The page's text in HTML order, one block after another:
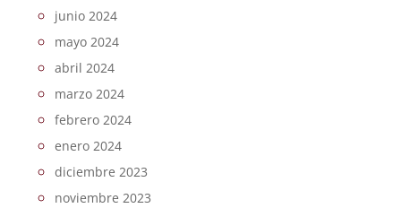
junio 2024
mayo 2024
abril 2024
marzo 2024
febrero 2024
enero 2024
diciembre 2023
noviembre 2023